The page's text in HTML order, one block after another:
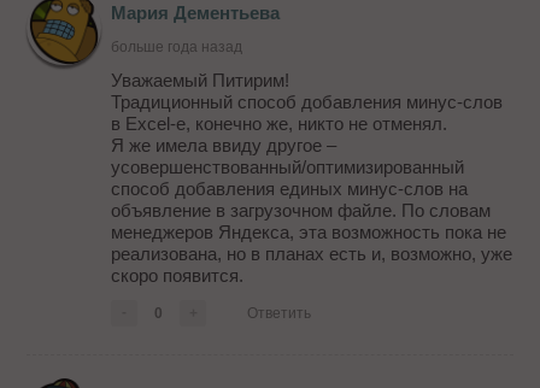
Мария Дементьева
больше года назад
Уважаемый Питирим!
Традиционный способ добавления минус-слов
в Excel-e, конечно же, никто не отменял.
Я же имела ввиду другое –
усовершенствованный/оптимизированный
способ добавления единых минус-слов на
объявление в загрузочном файле. По словам
менеджеров Яндекса, эта возможность пока не
реализована, но в планах есть и, возможно, уже
скоро появится.
0 Ответить